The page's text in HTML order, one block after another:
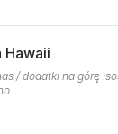
Hawaii
/ dodatki na górę